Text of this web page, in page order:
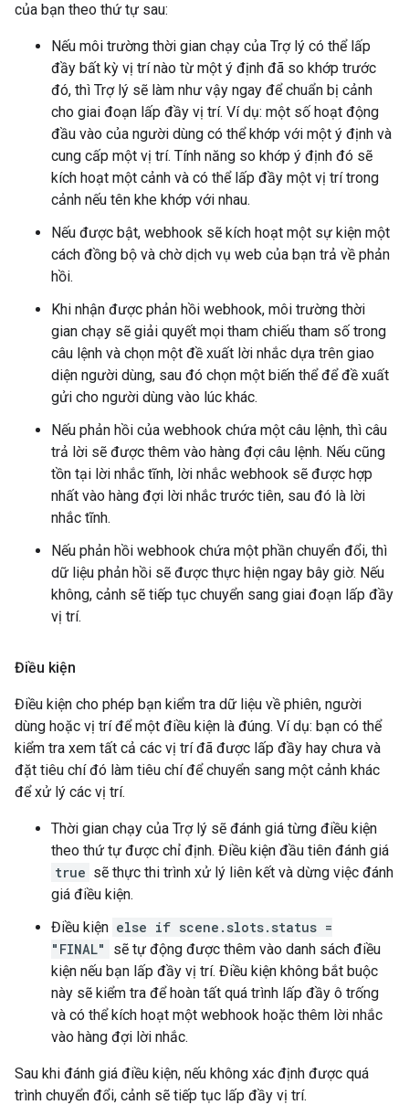
của bạn theo thứ tự sau:
Nếu môi trường thời gian chạy của Trợ lý có thể lấp
đầy bất kỳ vị trí nào từ một ý định đã so khớp trước
đó, thì Trợ lý sẽ làm như vậy ngay để chuẩn bị cảnh
cho giai đoạn lấp đầy vị trí. Ví dụ: một số hoạt động
đầu vào của người dùng có thể khớp với một ý định và
cung cấp một vị trí. Tính năng so khớp ý định đó sẽ
kích hoạt một cảnh và có thể lấp đầy một vị trí trong
cảnh nếu tên khe khớp với nhau.
Nếu được bật, webhook sẽ kích hoạt một sự kiện một
cách đồng bộ và chờ dịch vụ web của bạn trả về phản
hồi.
Khi nhận được phản hồi webhook, môi trường thời
gian chạy sẽ giải quyết mọi tham chiếu tham số trong
câu lệnh và chọn một đề xuất lời nhắc dựa trên giao
diện người dùng, sau đó chọn một biến thể để đề xuất
gửi cho người dùng vào lúc khác.
Nếu phản hồi của webhook chứa một câu lệnh, thì câu
trả lời sẽ được thêm vào hàng đợi câu lệnh. Nếu cũng
tồn tại lời nhắc tĩnh, lời nhắc webhook sẽ được hợp
nhất vào hàng đợi lời nhắc trước tiên, sau đó là lời
nhắc tĩnh.
Nếu phản hồi webhook chứa một phần chuyển đổi, thì
dữ liệu phản hồi sẽ được thực hiện ngay bây giờ. Nếu
không, cảnh sẽ tiếp tục chuyển sang giai đoạn lấp đầy
vị trí.
Điều kiện
Điều kiện cho phép bạn kiểm tra dữ liệu về phiên, người
dùng hoặc vị trí để một điều kiện là đúng. Ví dụ: bạn có thể
kiểm tra xem tất cả các vị trí đã được lấp đầy hay chưa và
đặt tiêu chí đó làm tiêu chí để chuyển sang một cảnh khác
để xử lý các vị trí.
Thời gian chạy của Trợ lý sẽ đánh giá từng điều kiện
theo thứ tự được chỉ định. Điều kiện đầu tiên đánh giá
true sẽ thực thi trình xử lý liên kết và dừng việc đánh
giá điều kiện.
Điều kiện else if scene.slots.status =
"FINAL"
sẽ tự động được thêm vào danh sách điều
kiện nếu bạn lấp đầy vị trí. Điều kiện không bắt buộc
này sẽ kiểm tra để hoàn tất quá trình lấp đầy ô trống
và có thể kích hoạt một webhook hoặc thêm lời nhắc
vào hàng đợi lời nhắc.
Sau khi đánh giá điều kiện, nếu không xác định được quá
trình chuyển đổi, cảnh sẽ tiếp tục lấp đầy vị trí.